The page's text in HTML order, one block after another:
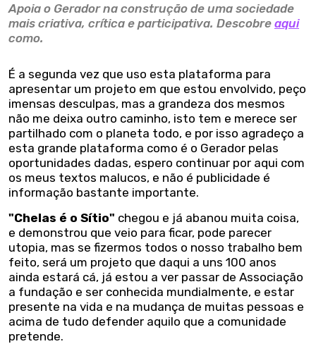
Apoia o Gerador na construção de uma sociedade
mais criativa, crítica e participativa. Descobre aqui
como.
É a segunda vez que uso esta plataforma para
apresentar um projeto em que estou envolvido, peço
imensas desculpas, mas a grandeza dos mesmos
não me deixa outro caminho, isto tem e merece ser
partilhado com o planeta todo, e por isso agradeço a
esta grande plataforma como é o Gerador pelas
oportunidades dadas, espero continuar por aqui com
os meus textos malucos, e não é publicidade é
informação bastante importante.
"Chelas é o Sítio" chegou e já abanou muita coisa,
e demonstrou que veio para ficar, pode parecer
utopia, mas se fizermos todos o nosso trabalho bem
feito, será um projeto que daqui a uns 100 anos
ainda estará cá, já estou a ver passar de Associação
a fundação e ser conhecida mundialmente, e estar
presente na vida e na mudança de muitas pessoas e
acima de tudo defender aquilo que a comunidade
pretende.